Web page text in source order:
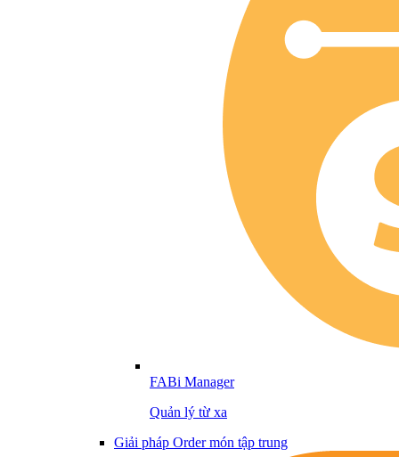
FABi Manager
Quản lý từ xa
Giải pháp Order món tập trung